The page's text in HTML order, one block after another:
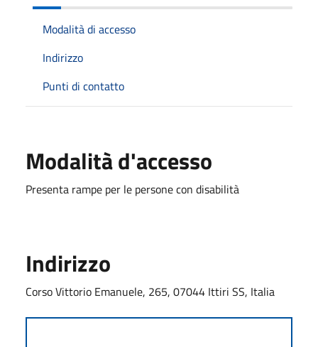
Modalità di accesso
Indirizzo
Punti di contatto
Modalità d'accesso
Presenta rampe per le persone con disabilità
Indirizzo
Corso Vittorio Emanuele, 265, 07044 Ittiri SS, Italia